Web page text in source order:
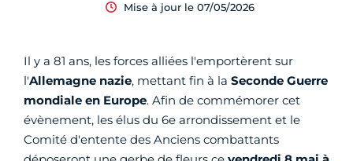
Mise à jour le 07/05/2026
Il y a 81 ans, les forces alliées l'emportèrent sur
l'Allemagne nazie, mettant fin à la Seconde Guerre
mondiale en Europe. Afin de commémorer cet
évènement, les élus du 6e arrondissement et le
Comité d'entente des Anciens combattants